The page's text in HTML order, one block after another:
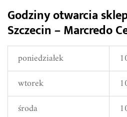
Godziny otwarcia
Szczecin – Marcredo
poniedziałek
wtorek
środa